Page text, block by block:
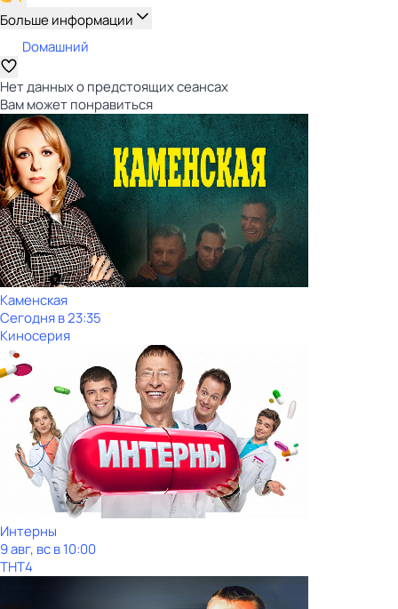
Больше информации
Dомашний
Нет данных о предстоящих сеансах
Вам может понравиться
Каменская
Сегодня в 23:35
Киносерия
Интерны
9 авг, вс в 10:00
ТНТ4